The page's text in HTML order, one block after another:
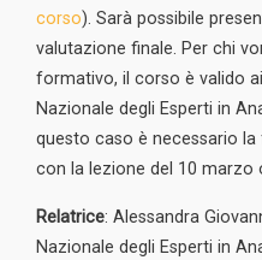
corso). Sarà possibile
valutazione finale. Per chi
formativo, il corso è valido ai
Nazionale degli Esperti in
questo caso è necessario
con la lezione del 10 marzo
Relatrice: Alessandra
Nazionale degli Esperti in